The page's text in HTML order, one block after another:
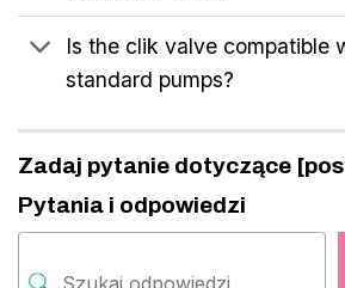
Is the clik valve compatible
standard pumps?
Zadaj pytanie dotyczące
Pytania i odpowiedzi